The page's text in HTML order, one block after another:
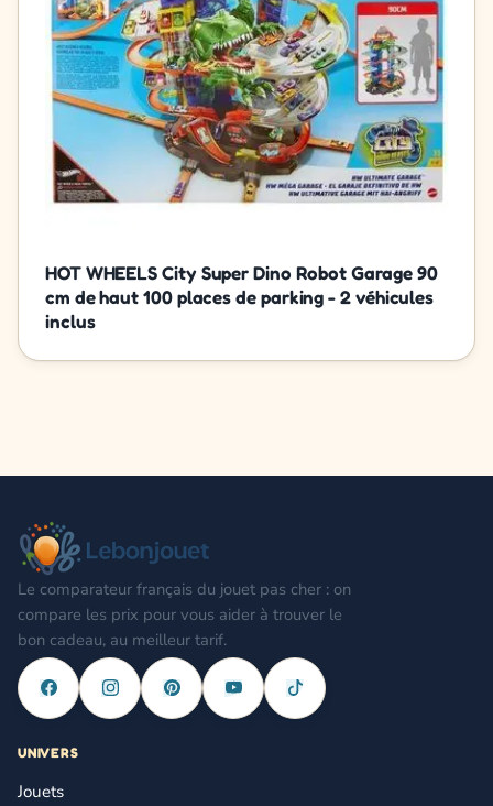
HOT WHEELS City Super Dino Robot Garage 90
cm de haut 100 places de parking - 2 véhicules
inclus
Le comparateur français du jouet pas cher : on
compare les prix pour vous aider à trouver le
bon cadeau, au meilleur tarif.
UNIVERS
Jouets